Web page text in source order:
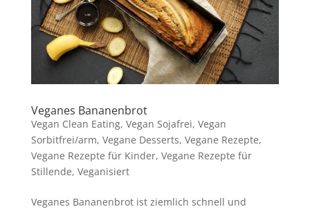
Veganes Bananenbrot
Vegan Clean Eating, Vegan Sojafrei, Vegan
Sorbitfrei/arm, Vegane Desserts, Vegane Rezepte,
Vegane Rezepte für Kinder, Vegane Rezepte für
Stillende, Veganisiert
Veganes Bananenbrot ist ziemlich schnell und